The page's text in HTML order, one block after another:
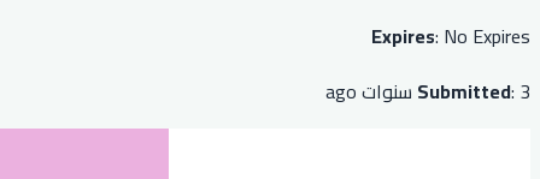
Expires: No Expires
Submitted: 3 سنوات ago